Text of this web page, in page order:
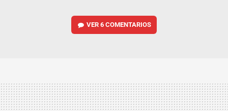
VER6 COMENTARIOS